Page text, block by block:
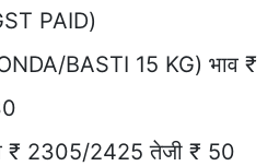
PAID)
BASTI 15 KG) भाव ₹
₹ 2305/2425 तेजी ₹ 50